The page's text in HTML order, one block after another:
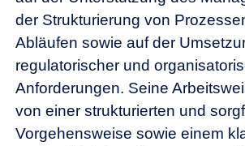
der Strukturierung von
Abläufen sowie auf der
regulatorischer und
Anforderungen. Seine
von einer strukturierten und
Vorgehensweise sowie einem